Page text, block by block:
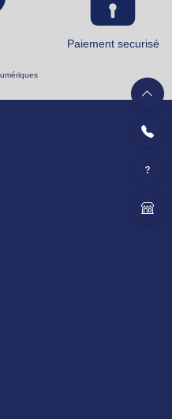
Paiement securisé